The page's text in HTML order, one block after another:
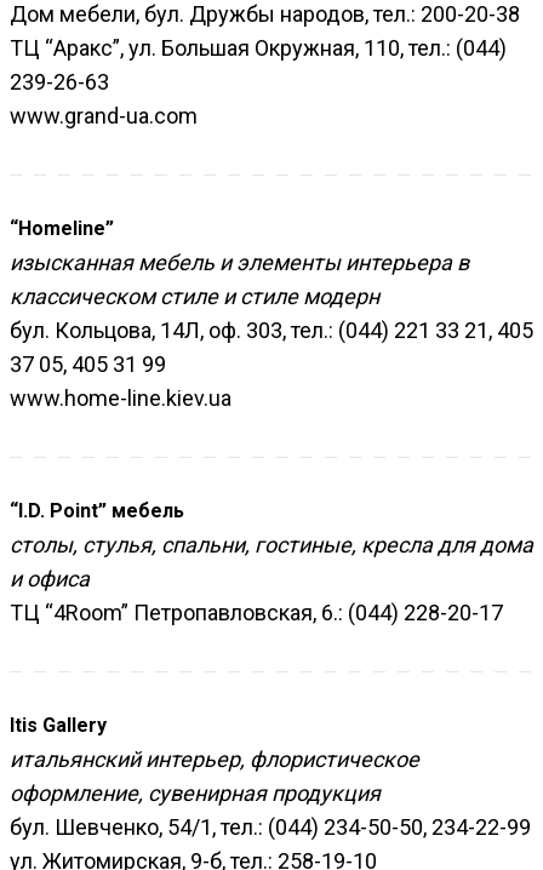
Дом мебели, бул. Дружбы народов, тел.: 200-20-38
ТЦ “Аракс”, ул. Большая Окружная, 110, тел.: (044)
239-26-63
www.grand-ua.com
“Homeline”
изысканная мебель и элементы интерьера в
классическом стиле и стиле модерн
бул. Кольцова, 14Л, оф. 303, тел.: (044) 221 33 21, 405
37 05, 405 31 99
www.home-line.kiev.ua
“I.D. Point” мебель
столы, стулья, спальни, гостиные, кресла для дома
и офиса
ТЦ “4Room” Петропавловская, 6.: (044) 228-20-17
Itis Gallery
итальянский интерьер, флористическое
оформление, сувенирная продукция
бул. Шевченко, 54/1, тел.: (044) 234-50-50, 234-22-99
ул. Житомирская, 9-б, тел.: 258-19-10